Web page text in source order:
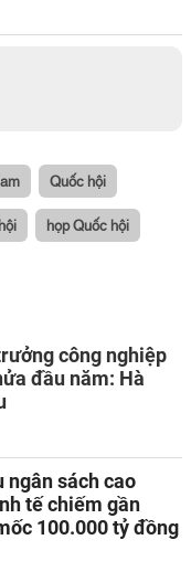
Quốc hội
họp Quốc hội
công nghiệp
đầu năm: Hà
ngân sách cao
tế chiếm gần
100.000 tỷ đồng